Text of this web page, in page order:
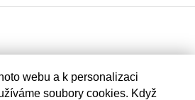
webu a k personalizaci
soubory cookies. Když